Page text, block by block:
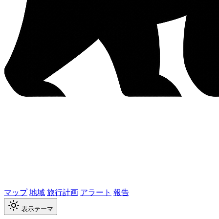
マップ地域旅行計画 アラート 報告
表示テーマ